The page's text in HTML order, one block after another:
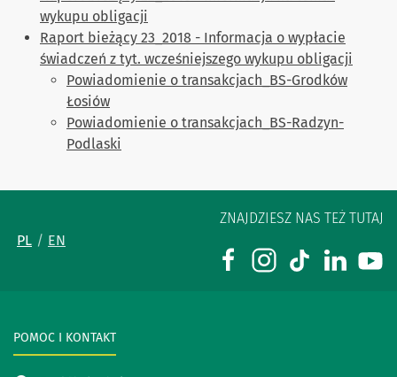
wykupu obligacji
Raport bieżący 23_2018 - Informacja o wypłacie
świadczeń z tyt. wcześniejszego wykupu obligacji
Powiadomienie o transakcjach_BS-Grodków
Łosiów
Powiadomienie o transakcjach_BS-Radzyn-
Podlaski
PL EN
ZNAJDZIESZ NAS TEŻ TUTAJ
POMOC I KONTAKT